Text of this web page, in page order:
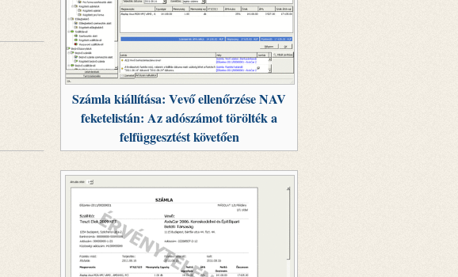
Számla kiállítása: Vevő ellenőrzése NAV
feketelistán: Az adószámot törölték a
felfüggesztést követően